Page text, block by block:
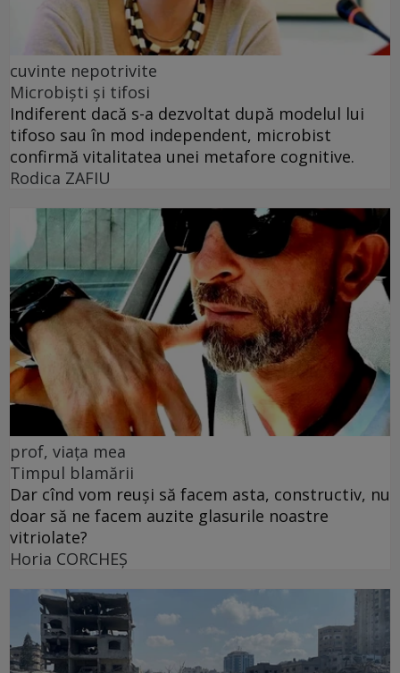
cuvinte nepotrivite
Microbiști și tifosi
Indiferent dacă s-a dezvoltat după modelul lui
tifoso sau în mod independent, microbist
confirmă vitalitatea unei metafore cognitive.
Rodica ZAFIU
prof, viața mea
Timpul blamării
Dar cînd vom reuși să facem asta, constructiv, nu
doar să ne facem auzite glasurile noastre
vitriolate?
Horia CORCHEŞ